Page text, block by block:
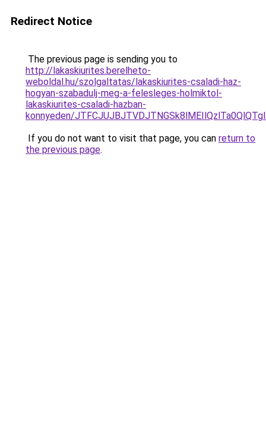
Redirect Notice
The previous page is sending you to
http://lakaskiurites.berelheto-
weboldal.hu/szolgaltatas/lakaskiurites-csaladi-haz-
hogyan-szabadulj-meg-a-felesleges-holmiktol-
lakaskiurites-csaladi-hazban-
konnyeden/
If you do not want to visit that page, you can return to
the previous page.